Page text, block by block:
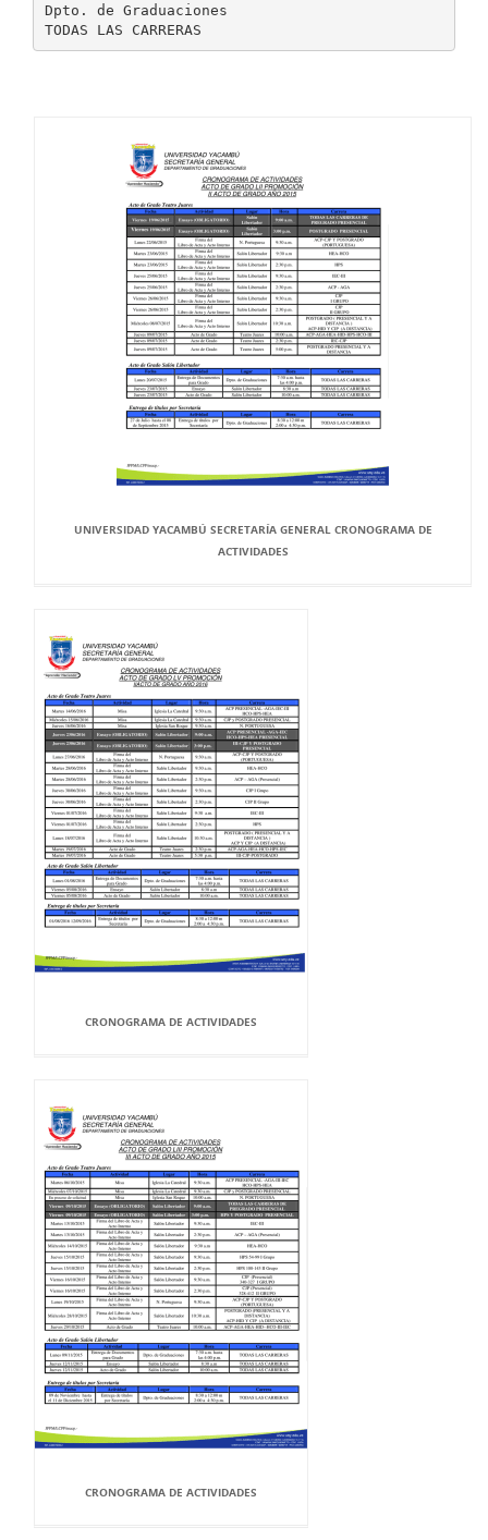
Dpto. de Graduaciones
UNIVERSIDAD YACAMBÚ SECRETARÍA GENERAL CRONOGRAMA DE
ACTIVIDADES
CRONOGRAMA DE ACTIVIDADES
CRONOGRAMA DE ACTIVIDADES